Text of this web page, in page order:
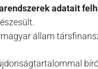
adatait
állam